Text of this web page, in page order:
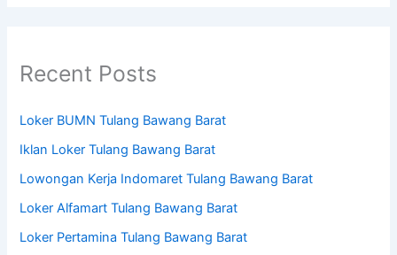
Recent Posts
Loker BUMN Tulang Bawang Barat
Iklan Loker Tulang Bawang Barat
Lowongan Kerja Indomaret Tulang Bawang Barat
Loker Alfamart Tulang Bawang Barat
Loker Pertamina Tulang Bawang Barat